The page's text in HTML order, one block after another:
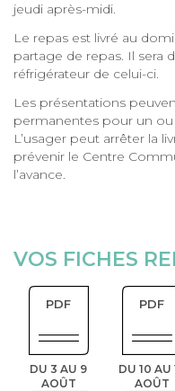
jeudi après-midi.
Le repas est livré au
partage de repas. Il sera
réfrigérateur de celui-ci.
Les présentations
permanentes pour un ou
L’usager peut arrêter la
prévenir le Centre
l’avance.
VOS FICHES
PDF
DU 3 AU 9
AOÛT
PDF
DU 10 AU
AOÛT